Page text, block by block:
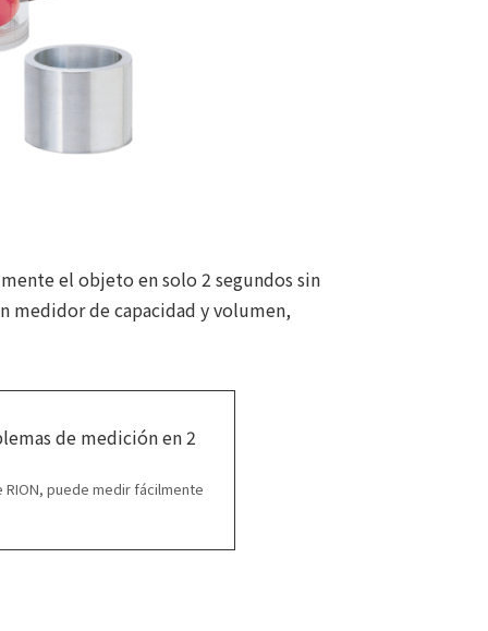
el objeto en solo 2 segundos sin
medidor de capacidad y volumen,
de medición en 2
puede medir fácilmente